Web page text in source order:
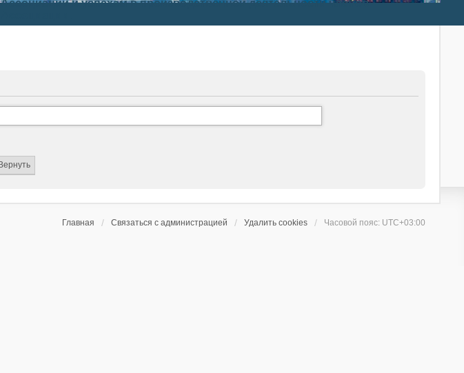
Ассоциации и успехам в производственной деятельности членов
Главная Связаться с администрацией Удалить cookies Часовой пояс: UTC+03:00